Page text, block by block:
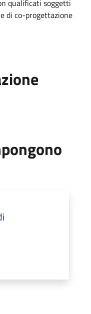
qualificati soggetti
di co-progettazione